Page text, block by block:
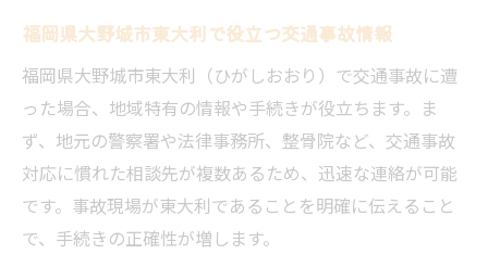
東大利の正式な読み方と書き方を解説
交通事故手続きで誤記を防ぐ住所表記方法
信頼が高まる東大利の住所確認ポイント
事故記録で大切な福岡県大野城市東大利表
記
交通事故後の信頼構築に役立つ行動とは
福岡県大野城市東大利で役立つ交通事故情報
福岡県大野城市東大利（ひがしおおり）で交通事故に遭
った場合、地域特有の情報や手続きが役立ちます。ま
ず、地元の警察署や法律事務所、整骨院など、交通事故
対応に慣れた相談先が複数あるため、迅速な連絡が可能
です。事故現場が東大利であることを明確に伝えること
で、手続きの正確性が増します。